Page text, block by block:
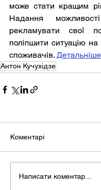
може стати кращим
Надання
рекламувати свої
поліпшити ситуацію
споживачів. Детальніше
Антон Кучухідзе
Коментарі
Написати коментар...